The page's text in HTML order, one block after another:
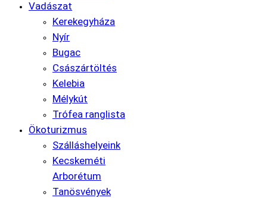
Vadászat
Kerekegyháza
Nyír
Bugac
Császártöltés
Kelebia
Mélykút
Trófea ranglista
Ökoturizmus
Szálláshelyeink
Kecskeméti
Arborétum
Tanösvények